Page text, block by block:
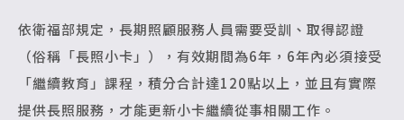
依衛福部規定，長期照顧服務人員需要受訓、取得認證
（俗稱「長照小卡」），有效期間為6年，6年內必須接受
「繼續教育」課程，積分合計達120點以上，並且有實際
提供長照服務，才能更新小卡繼續從事相關工作。